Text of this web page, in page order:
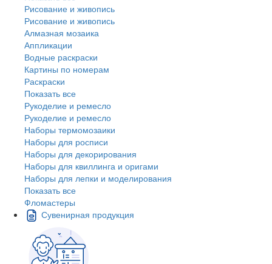
Рисование и живопись
Рисование и живопись
Алмазная мозаика
Аппликации
Водные раскраски
Картины по номерам
Раскраски
Показать все
Рукоделие и ремесло
Рукоделие и ремесло
Наборы термомозаики
Наборы для росписи
Наборы для декорирования
Наборы для квиллинга и оригами
Наборы для лепки и моделирования
Показать все
Фломастеры
Сувенирная продукция